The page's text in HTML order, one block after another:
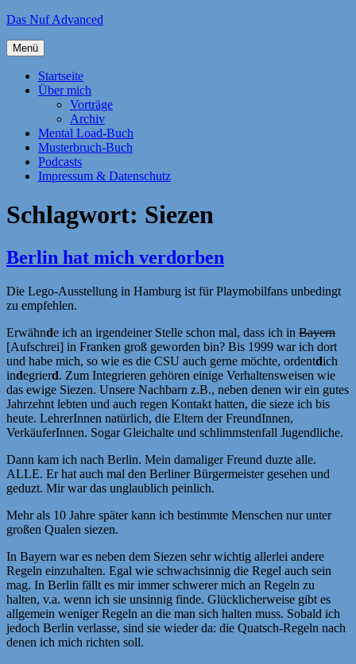
Zum
springen
Das Nuf Advanced
Menü
Startseite
Über mich
Vorträge
Archiv
Mental Load-Buch
Musterbruch-Buch
Podcasts
Impressum & Datenschutz
Schlagwort: Siezen
Berlin hat mich verdorben
Die Lego-Ausstellung in Hamburg ist für Playmobilfans unbedingt
zu empfehlen.
Erwähnde ich an irgendeiner Stelle schon mal, dass ich in Bayern
[Aufschrei] in Franken groß geworden bin? Bis 1999 war ich dort
und habe mich, so wie es die CSU auch gerne möchte, ordentdich
indegrierd. Zum Integrieren gehören einige Verhaltensweisen wie
das ewige Siezen. Unsere Nachbarn z.B., neben denen wir ein gutes
Jahrzehnt lebten und auch regen Kontakt hatten, die sieze ich bis
heute. LehrerInnen natürlich, die Eltern der FreundInnen,
VerkäuferInnen. Sogar Gleichalte und schlimmstenfall Jugendliche.
Dann kam ich nach Berlin. Mein damaliger Freund duzte alle.
ALLE. Er hat auch mal den Berliner Bürgermeister gesehen und
geduzt. Mir war das unglaublich peinlich.
Mehr als 10 Jahre später kann ich bestimmte Menschen nur unter
großen Qualen siezen.
In Bayern war es neben dem Siezen sehr wichtig allerlei andere
Regeln einzuhalten. Egal wie schwachsinnig die Regel auch sein
mag. In Berlin fällt es mir immer schwerer mich an Regeln zu
halten, v.a. wenn ich sie unsinnig finde. Glücklicherweise gibt es
allgemein weniger Regeln an die man sich halten muss. Sobald ich
jedoch Berlin verlasse, sind sie wieder da: die Quatsch-Regeln nach
denen ich mich richten soll.